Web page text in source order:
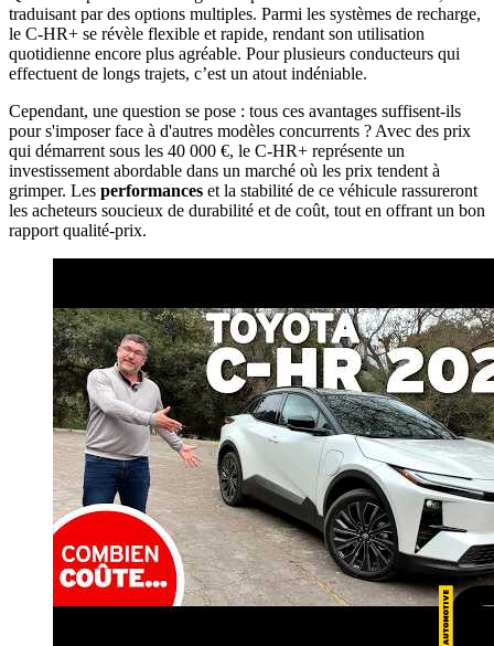
traduisant par des options multiples. Parmi les systèmes de recharge,
le C-HR+ se révèle flexible et rapide, rendant son utilisation
quotidienne encore plus agréable. Pour plusieurs conducteurs qui
effectuent de longs trajets, c’est un atout indéniable.
Cependant, une question se pose : tous ces avantages suffisent-ils
pour s'imposer face à d'autres modèles concurrents ? Avec des prix
qui démarrent sous les 40 000 €, le C-HR+ représente un
investissement abordable dans un marché où les prix tendent à
grimper. Les performances et la stabilité de ce véhicule rassureront
les acheteurs soucieux de durabilité et de coût, tout en offrant un bon
rapport qualité-prix.